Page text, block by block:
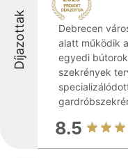
Díjazottak
Debrecen
alatt működik
egyedi
szekrények
8.5